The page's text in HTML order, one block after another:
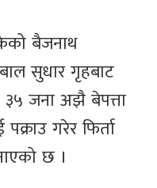
बैजनाथ
सुधार गृहबाट
जना अझै बेपत्ता
गरेर फिर्ता
छ ।